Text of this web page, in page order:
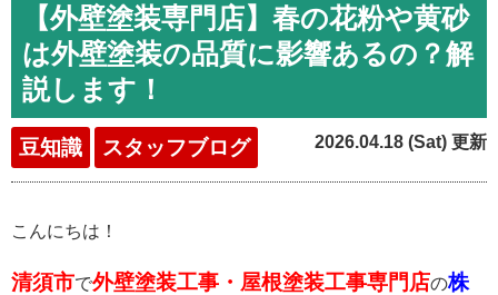
【外壁塗装専門店】春の花粉や黄砂
は外壁塗装の品質に影響あるの？解
説します！
豆知識 スタッフブログ 2026.04.18 (Sat) 更新
こんにちは！
清須市で外壁塗装工事・屋根塗装工事専門店の株